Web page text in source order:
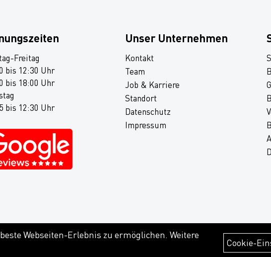
Freitag
bis 12:30 Uhr
bis 18:00 Uhr
bis 12:30 Uhr
Unser Unternehmen
Kontakt
Team
Job & Karriere
Standort
Datenschutz
Impressum
Webseiten-Erlebnis zu ermöglichen. Weitere
Cookie-